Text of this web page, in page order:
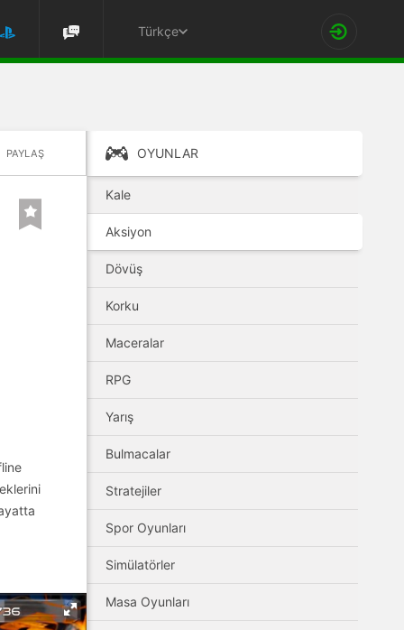
Türkçe
PAYLAŞ OYUNLAR
Kale
Aksiyon
Dövüş
Korku
Maceralar
RPG
Yarış
Bulmacalar
Stratejiler
Spor Oyunları
Simülatörler
Masa Oyunları